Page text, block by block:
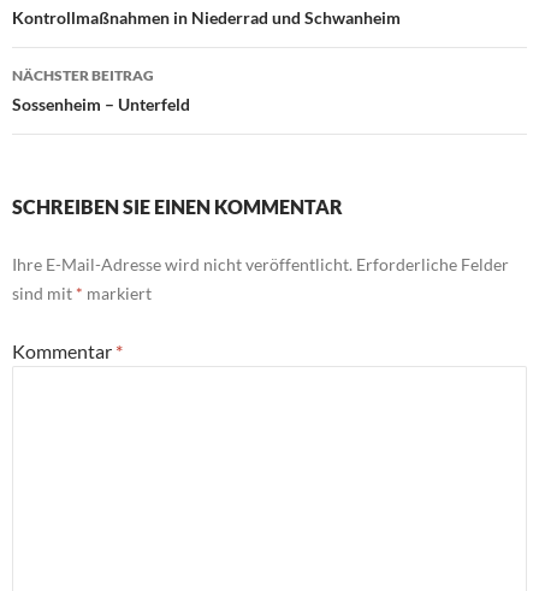
Kontrollmaßnahmen in Niederrad und Schwanheim
NÄCHSTER BEITRAG
Sossenheim – Unterfeld
SCHREIBEN SIE EINEN KOMMENTAR
Ihre E-Mail-Adresse wird nicht veröffentlicht. Erforderliche Felder
sind mit * markiert
Kommentar *